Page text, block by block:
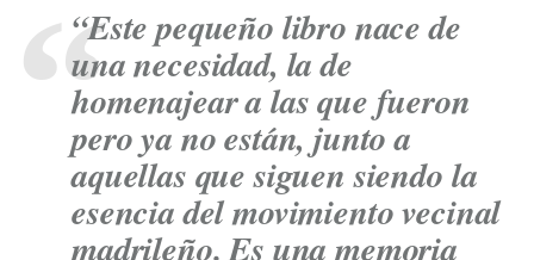
“Este pequeño libro nace de
una necesidad, la de
homenajear a las que fueron
pero ya no están, junto a
aquellas que siguen siendo la
esencia del movimiento vecinal
madrileño. Es una memoria